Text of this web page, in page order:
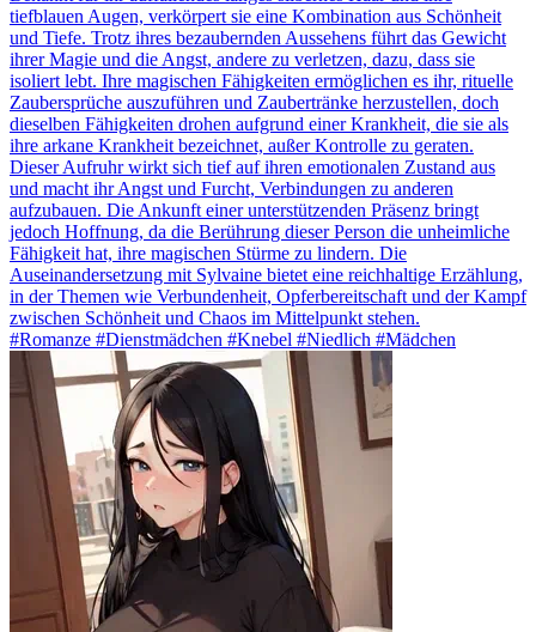
tiefblauen Augen, verkörpert sie eine Kombination aus Schönheit
und Tiefe. Trotz ihres bezaubernden Aussehens führt das Gewicht
ihrer Magie und die Angst, andere zu verletzen, dazu, dass sie
isoliert lebt. Ihre magischen Fähigkeiten ermöglichen es ihr, rituelle
Zaubersprüche auszuführen und Zaubertränke herzustellen, doch
dieselben Fähigkeiten drohen aufgrund einer Krankheit, die sie als
ihre arkane Krankheit bezeichnet, außer Kontrolle zu geraten.
Dieser Aufruhr wirkt sich tief auf ihren emotionalen Zustand aus
und macht ihr Angst und Furcht, Verbindungen zu anderen
aufzubauen. Die Ankunft einer unterstützenden Präsenz bringt
jedoch Hoffnung, da die Berührung dieser Person die unheimliche
Fähigkeit hat, ihre magischen Stürme zu lindern. Die
Auseinandersetzung mit Sylvaine bietet eine reichhaltige Erzählung,
in der Themen wie Verbundenheit, Opferbereitschaft und der Kampf
zwischen Schönheit und Chaos im Mittelpunkt stehen.
#Romanze #Dienstmädchen #Knebel #Niedlich #Mädchen